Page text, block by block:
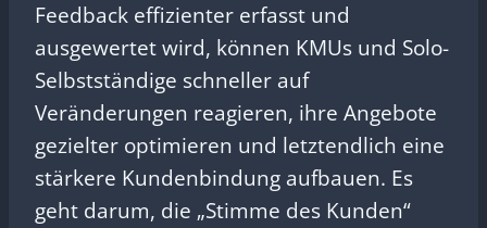
Feedback effizienter erfasst und
ausgewertet wird, können KMUs und Solo-
Selbstständige schneller auf
Veränderungen reagieren, ihre Angebote
gezielter optimieren und letztendlich eine
stärkere Kundenbindung aufbauen. Es
geht darum, die „Stimme des Kunden“